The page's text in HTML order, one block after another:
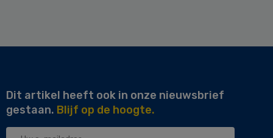
Dit artikel heeft ook in onze nieuwsbrief
gestaan. Blijf op de hoogte.
Uw